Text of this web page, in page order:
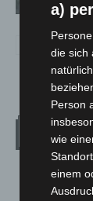
a)
die sich
Person
wie
einem